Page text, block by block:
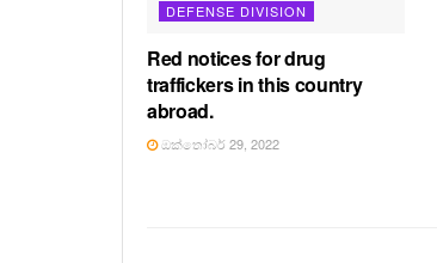
DEFENSE DIVISION
Red notices for drug
traffickers in this country
abroad.
ඔක්තෝබර් 29, 2022